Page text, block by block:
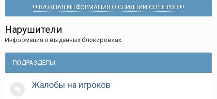
!!! ВАЖНАЯ ИНФОРМАЦИЯ О СЛИЯНИИ СЕРВЕРОВ !!!
Нарушители
Информация о выданных блокировках.
ПОДРАЗДЕЛЫ
Жалобы на игроков